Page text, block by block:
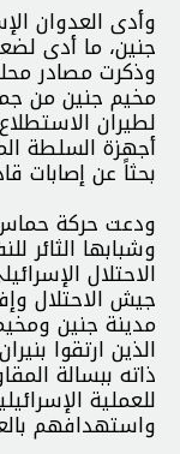
وأدى العدوان
جنين، ما أدى
وذكرت مصادر
مخيم جنين من
لطيران
أجهزة السلطة
بحثاً عن إصابات
ودعت حركة
وشبابها الثائر
الاحتلال
جيش الاحتلال
مدينة جنين
الذين ارتقوا
ذاته ببسالة
للعملية
واستهدافهم